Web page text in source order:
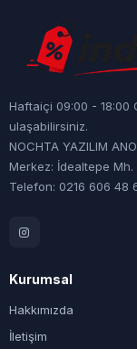
Haftaiçi 09:00 - 18:00
ulaşabilirsiniz.
NOCHTA YAZILIM
Merkez: İdealtepe
Telefon: 0216 606 48
Kurumsal
Hakkımızda
İletişim